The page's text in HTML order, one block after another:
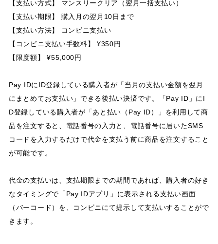
【支払い方式】 マンスリークリア（翌月一括支払い）
【支払い期限】 購入月の翌月10日まで
【支払い方法】 コンビニ支払い
【コンビニ支払い手数料】 ¥350円
【限度額】 ¥55,000円
Pay IDにID登録している購入者が「当月の支払い金額を翌月
にまとめてお支払い」できる後払い決済です。「Pay ID」にI
D登録している購入者が「あと払い（Pay ID）」を利用して商
品を注文すると、電話番号の入力と、電話番号に届いたSMS
コードを入力するだけで代金を支払う前に商品を注文すること
が可能です。
代金の支払いは、支払期限までの期間であれば、購入者の好き
なタイミングで「Pay IDアプリ」に表示される支払い画面
（バーコード）を、コンビニにて提示して支払いすることがで
きます。